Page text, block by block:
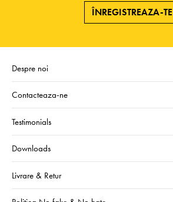
ÎNREGISTREAZA-TE
Despre noi
Contacteaza-ne
Testimonials
Downloads
Livrare & Retur